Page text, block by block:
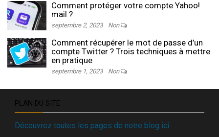
Comment protéger votre compte Yahoo!
mail ?
septembre 2, 2023 Non
Comment récupérer le mot de passe d’un
compte Twitter ? Trois techniques à mettre
en pratique
septembre 1, 2023 Non
PLAN DU SITE
Découvrez toutes les pages de notre blog ici